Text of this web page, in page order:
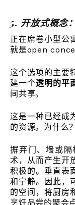
5. 开放式概念
正在席卷小型公
就是open
这个选项的主要
建一个透明的平
间共享。
这是一种已经成
的资源。为什么
摒弃门、墙或
术，从而产生开
积极的。垂直表
和宁静。因此，
的空间，将厨房
烹饪品尝的聚会